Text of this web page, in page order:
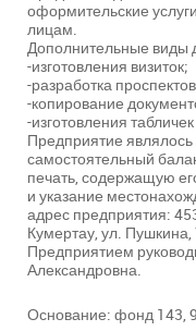
оформительские
лицам.
Дополнительные виды
-изготовления визиток;
-разработка
-копирование
-изготовления
Предприятие
самостоятельный
печать, содержащую
и указание
адрес предприятия:
Кумертау, ул. Пушкина,
Предприятием
Александровна.
Основание: фонд 143,